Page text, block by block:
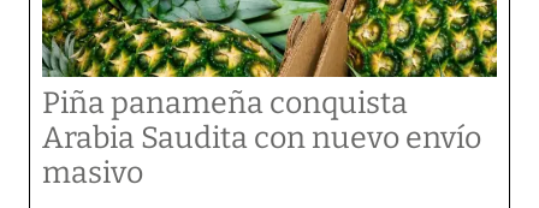
Piña panameña conquista
Arabia Saudita con nuevo envío
masivo